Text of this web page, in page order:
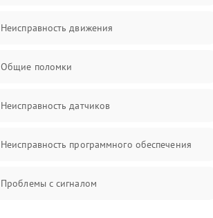
Неисправность движения
Общие поломки
Неисправность датчиков
Неисправность программного обеспечения
Проблемы с сигналом